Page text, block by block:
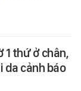
thứ ở chân,
da cảnh báo